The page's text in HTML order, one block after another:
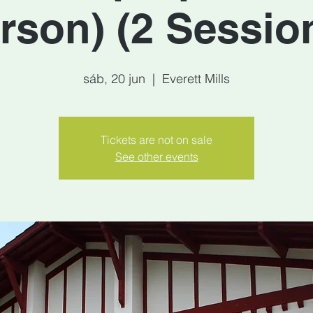
(2
sáb, 20 jun
  |
Everett Mills
Tickets are not on sale
See other events